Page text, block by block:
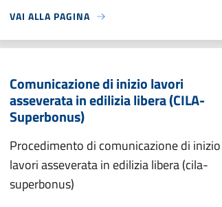
VAI ALLA PAGINA
Comunicazione di inizio lavori
asseverata in edilizia libera (CILA-
Superbonus)
Procedimento di comunicazione di inizio
lavori asseverata in edilizia libera (cila-
superbonus)